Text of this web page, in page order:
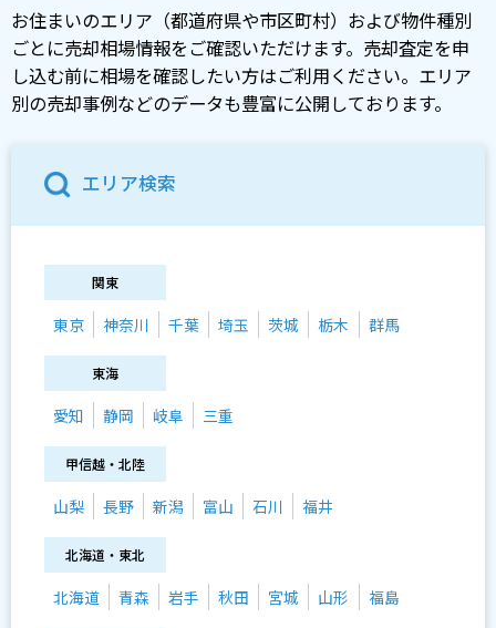
お住まいのエリア（都道府県や市区町村）および物件種別
ごとに売却相場情報をご確認いただけます。売却査定を申
し込む前に相場を確認したい方はご利用ください。エリア
別の売却事例などのデータも豊富に公開しております。
エリア検索
関東
東京 神奈川 千葉 埼玉 茨城 栃木 群馬
東海
愛知 静岡 岐阜 三重
甲信越・北陸
山梨 長野 新潟 富山 石川 福井
北海道・東北
北海道 青森 岩手 秋田 宮城 山形 福島